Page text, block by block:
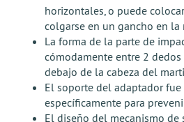
horizontales, o puede
colgarse en un gancho en la
La forma de la parte de
cómodamente entre 2
debajo de la cabeza del
El soporte del adaptador fue
específicamente para
El diseño del mecanismo de